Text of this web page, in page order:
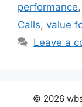
performance,
Calls, value
Leave a
© 2026